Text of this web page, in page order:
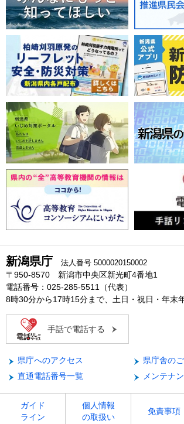
新潟県庁 法人番号 5000020150002
〒950-8570 新潟市中央区新光町4番地1
電話番号：025-285-5511（代表）
8時30分から17時15分まで、土日・祝日・年末
手話で電話する
県庁へのアクセス
県庁舎の
直通電話番号一覧
メンテナ
ガイド
ライン
個人情報
の取扱い
免責事項